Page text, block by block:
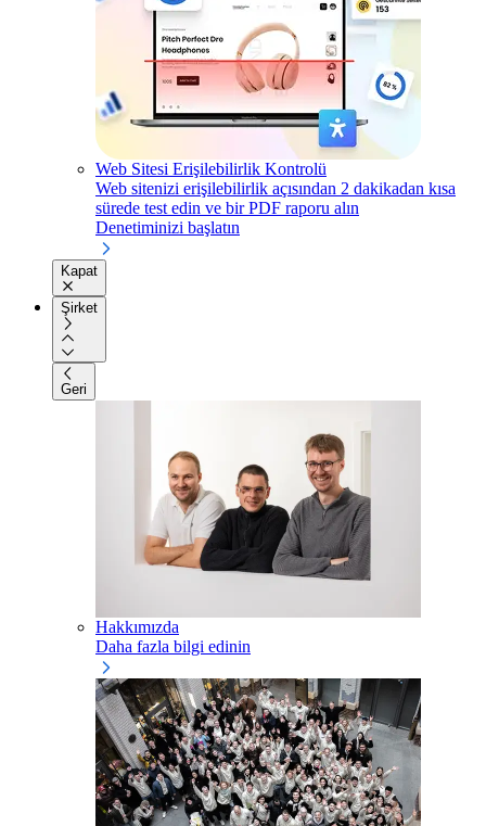
Web Sitesi Erişilebilirlik Kontrolü
Web sitenizi erişilebilirlik açısından 2 dakikadan kısa
sürede test edin ve bir PDF raporu alın
Denetiminizi başlatın
Kapat
Şirket
Geri
Hakkımızda
Daha fazla bilgi edinin